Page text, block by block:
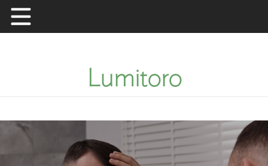
Skip
to
Lumitoro